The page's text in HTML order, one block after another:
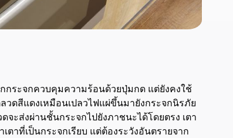
ระจกควบคุมความร้อนด้วยปุ่มกด แต่ยังคงใช้
วดสีแดงเหมือนเปลวไฟแผ่ขึ้นมายังกระจกนิรภัย
ะส่งผ่านชั้นกระจกไปยังภาชนะได้โดยตรง เตา
าที่เป็นกระจกเรียบ แต่ต้องระวังอันตรายจาก